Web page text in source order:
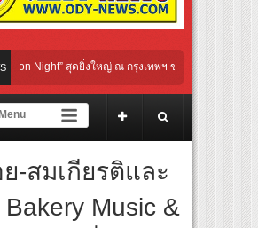
สุดยิ่งใหญ่ ณ กรุงเทพฯ ขนทัพศิลปินชั้นนำ พร้อมกาล่าไ
ROBIC DANCE FOR MOM @BENCHASIRI
“บอส-โนอึล” เปิดประเดิมเคะ-เมะ สุดเซอร์ไพร้ส์วั
ว “SCA PLUS” แพลตฟอร์มการเรียนรู้ “Creative
รกิจการศึกษากว่า 100 ล้านบาท
ม Air Connectivity ดึงนักท่องเที่ยวคุณภาพจากอินโดนี
-สมเกียรติและ
Music &